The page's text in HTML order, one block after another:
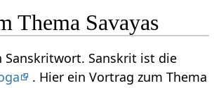
Thema Savayas
Sanskritwort. Sanskrit ist die
. Hier ein Vortrag zum Thema